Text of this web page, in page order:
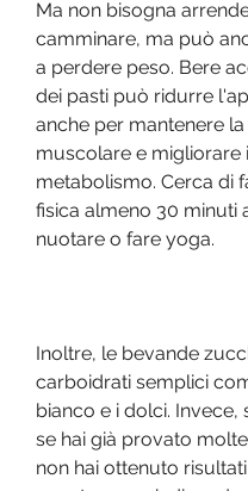
Ma non bisogna
camminare, ma può
a perdere peso. Bere
dei pasti può ridurre
anche per mantenere
muscolare e migliorare
metabolismo. Cerca di
fisica almeno 30 minuti
nuotare o fare yoga.
Inoltre, le bevande
carboidrati semplici
bianco e i dolci.
se hai già provato
non hai ottenuto